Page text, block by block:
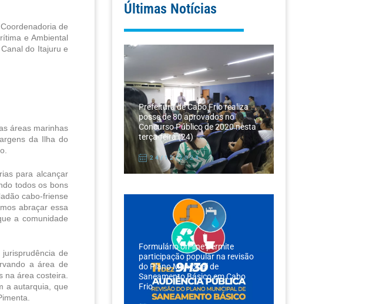
de
e Ambiental
do Itajuru e
áreas marinhas
da Ilha do
para alcançar
todos os bons
cabo-friense
abraçar essa
a comunidade
de
a área de
área costeira.
a autarquia, que
Últimas Notícias
Prefeitura de Cabo Frio realiza
posse de 80 aprovados no
Concurso Público de 2020 nesta
terça-feira (24)
24/12/2024
Formulário on-line permite
participação popular na revisão
do Plano Municipal de
Saneamento Básico em Cabo
Frio